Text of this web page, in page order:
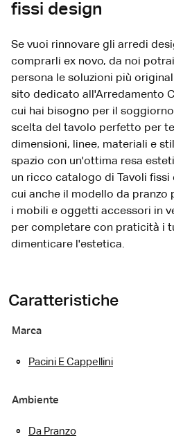
fissi design
Se vuoi rinnovare gli arredi
comprarli ex novo, da noi
persona le soluzioni più
sito dedicato all'Arredamento
cui hai bisogno per il
scelta del tavolo perfetto per
dimensioni, linee, materiali e
spazio con un'ottima resa
un ricco catalogo di Tavoli
cui anche il modello da pranzo
i mobili e oggetti accessori in
per completare con praticità i
dimenticare l'estetica.
Caratteristiche
Marca
Pacini E Cappellini
Ambiente
Da Pranzo